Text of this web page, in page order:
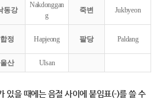
동강
Nakdonggan
g
죽변 Jukbyeon
합정 Hapjeong 팔당 Paldang
울산 Ulsan
있을 때에는 음절 사이에 붙임표(-)를 쓸 수